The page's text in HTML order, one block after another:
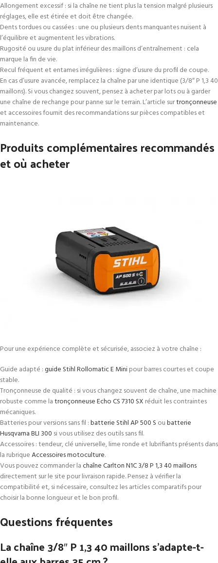
Allongement excessif : si la chaîne ne tient plus la tension malgré plusieurs
réglages, elle est étirée et doit être changée.
Dents tordues ou cassées : une ou plusieurs dents manquantes nuisent à
l’équilibre et augmentent les vibrations.
Rugosité ou usure du plat inférieur des maillons d’entraînement : cela
marque la fin de vie.
Recul fréquent et entames irrégulières : signe d’usure du profil de coupe.
En cas d’usure avancée, remplacez la chaîne par une identique (3/8″ P 1,3 40
maillons). Si vous changez souvent, pensez à acheter par lots ou à garder
une chaîne de rechange pour panne sur le terrain. L’article surtronçonneuse
et accessoires fournit des recommandations sur pièces compatibles et
maintenance.
Produits complémentaires recommandés
et où acheter
Pour une expérience complète et sécurisée, associez à votre chaîne :
Guide adapté :guide Stihl Rollomatic E Minipour barres courtes et coupe
stable.
Tronçonneuse de qualité : si vous changez souvent de chaîne, une machine
robuste comme latronçonneuse Echo CS 7310 SX réduit les contraintes
mécaniques.
Batteries pour versions sans fil :batterie Stihl AP 500 S oubatterie
Husqvarna BLI 300 si vous utilisez des outils sans fil.
Accessoires : tendeur, clé universelle, lime ronde et lubrifiants présents dans
la rubriqueAccessoires motoculture.
Vous pouvez commander lachaîne Carlton N1C 3/8 P 1,3 40 maillons
directement sur le site pour livraison rapide. Pensez à vérifier la
compatibilité et, si nécessaire, consultez les articles comparatifs pour
choisir la bonne longueur et le bon profil.
Questions fréquentes
La chaîne 3/8″ P 1,3 40 maillons s’adapte-t-